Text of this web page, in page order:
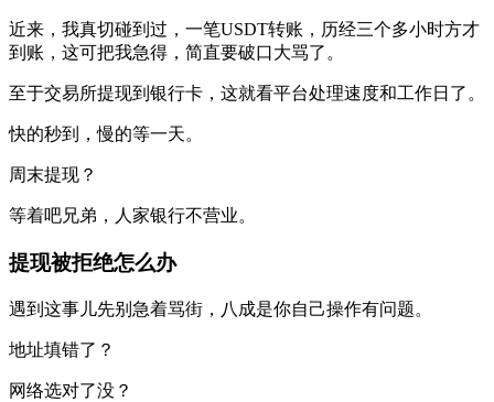
近来，我真切碰到过，一笔USDT转账，历经三个多小时方才
到账，这可把我急得，简直要破口大骂了。
至于交易所提现到银行卡，这就看平台处理速度和工作日了。
快的秒到，慢的等一天。
周末提现？
等着吧兄弟，人家银行不营业。
提现被拒绝怎么办
遇到这事儿先别急着骂街，八成是你自己操作有问题。
地址填错了？
网络选对了没？